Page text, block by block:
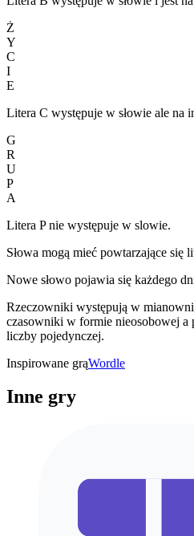
Ż
Y
C
I
E
Litera C występuje w słowie ale na
G
R
U
P
A
Litera P nie występuje w slowie.
Słowa mogą mieć powtarzające się
Nowe słowo pojawia się każdego
Rzeczowniki występują w
czasowniki w formie nieosobowej
liczby pojedynczej.
Inspirowane grąWordle
Inne gry